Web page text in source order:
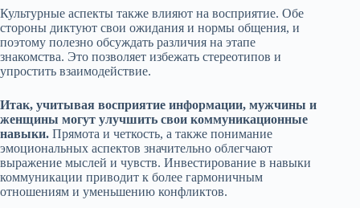
Культурные аспекты также влияют на восприятие. Обе
стороны диктуют свои ожидания и нормы общения, и
поэтому полезно обсуждать различия на этапе
знакомства. Это позволяет избежать стереотипов и
упростить взаимодействие.
Итак, учитывая восприятие информации, мужчины и
женщины могут улучшить свои коммуникационные
навыки. Прямота и четкость, а также понимание
эмоциональных аспектов значительно облегчают
выражение мыслей и чувств. Инвестирование в навыки
коммуникации приводит к более гармоничным
отношениям и уменьшению конфликтов.